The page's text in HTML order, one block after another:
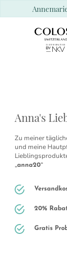
Anna's
Zu meiner
und meine
„anna20“
20%
Gratis